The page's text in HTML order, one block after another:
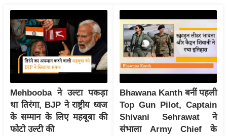
स्खे
प
र्य
स्थ
ल
फि
ट
Mehbooba ने उल्टा पकड़ा
था तिरंगा, BJP ने राष्ट्रीय ध्वज
के सम्मान के लिए महबूबा की
फोटो उल्टी की
Bhawana Kanth बनीं पहली
Top Gun Pilot, Captain
Shivani Sehrawat ने
संभाला Army Chief के